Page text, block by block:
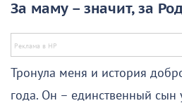
За маму – значит, за
Тронула меня и история
года. Он – единственный сын